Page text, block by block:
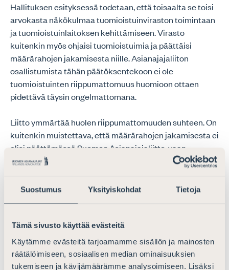
Suostumus Yksityiskohdat Tietoja
Tämä sivusto käyttää evästeitä
Käytämme evästeitä tarjoamamme sisällön ja mainosten
räätälöimiseen, sosiaalisen median ominaisuuksien
tukemiseen ja kävijämäärämme analysoimiseen. Lisäksi
Hallituksen esityksessä todetaan, että toisaalta se toisi
arvokasta näkökulmaa tuomioistuinviraston toimintaan
ja tuomioistuinlaitoksen kehittämiseen. Virasto
kuitenkin myös ohjaisi tuomioistuimia ja päättäisi
määrärahojen jakamisesta niille. Asianajajaliiton
osallistumista tähän päätöksentekoon ei ole
tuomioistuinten riippumattomuus huomioon ottaen
pidettävä täysin ongelmattomana.
Liitto ymmärtää huolen riippumattomuuden suhteen. On
kuitenkin muistettava, että määrärahojen jakamisesta ei
olisi päättämässä Suomen Asianajajaliitto, vaan
yksittäinen johtokuntaan valittu asianajajajäsen, joka
edusta Asianajajaliittoa tai muuta sidosryhmää, vaan
kehittäminen edellyttävät myös asiakasnäkökulman
huomioon ottamista.
Ulkopuolisten jäsenten merkitystä korostetaan myös